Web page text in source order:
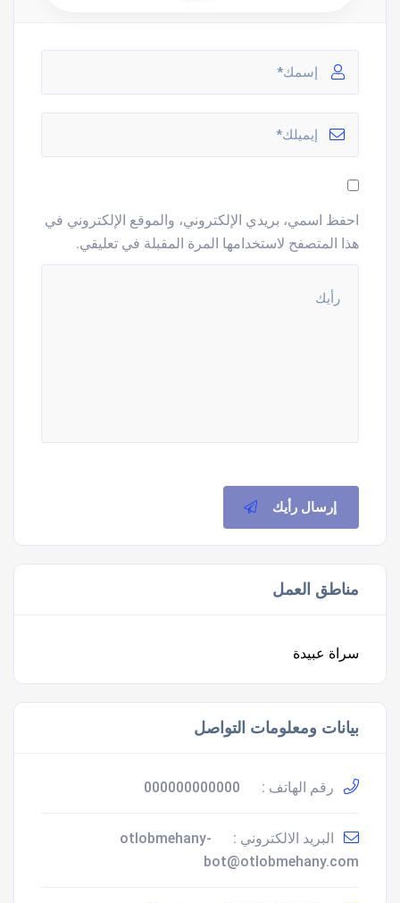
احفظ اسمي، بريدي الإلكتروني، والموقع الإلكتروني في
هذا المتصفح لاستخدامها المرة المقبلة في تعليقي.
إرسال رأيك
مناطق العمل
سراة عبيدة
بيانات ومعلومات التواصل
رقم الهاتف : 000000000000
البريد الالكتروني :
otlobmehany-
bot@otlobmehany.com